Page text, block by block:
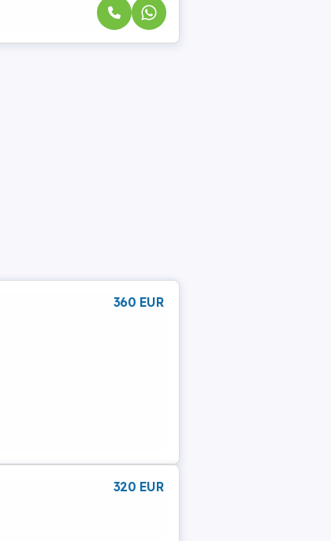
360 EUR
320 EUR